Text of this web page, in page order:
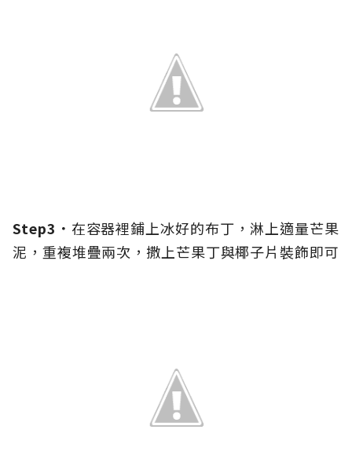
Step3． 在容器裡鋪上冰好的布丁，淋上適量芒果
泥，重複堆疊兩次，撒上芒果丁與椰子片裝飾即可